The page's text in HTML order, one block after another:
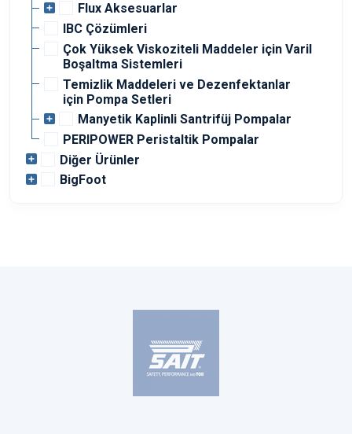
Flux Aksesuarlar
IBC Çözümleri
Çok Yüksek Viskoziteli Maddeler için Varil
Boşaltma Sistemleri
Temizlik Maddeleri ve Dezenfektanlar
için Pompa Setleri
Manyetik Kaplinli Santrifüj Pompalar
PERIPOWER Peristaltik Pompalar
Diğer Ürünler
BigFoot